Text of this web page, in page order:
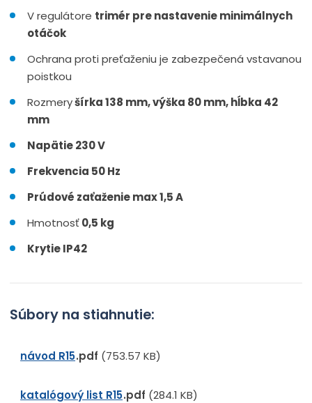
V regulátore trimér pre nastavenie minimálnych
otáčok
Ochrana proti preťaženiu je zabezpečená vstavanou
poistkou
Rozmeryšírka 138 mm, výška 80 mm, hĺbka 42
mm
Napätie 230 V
Frekvencia 50 Hz
Prúdové zaťaženie max 1,5 A
Hmotnosť0,5 kg
Krytie IP42
Súbory na stiahnutie:
návod R15 pdf (753.57 KB)
katalógový list R15 pdf (284.1 KB)